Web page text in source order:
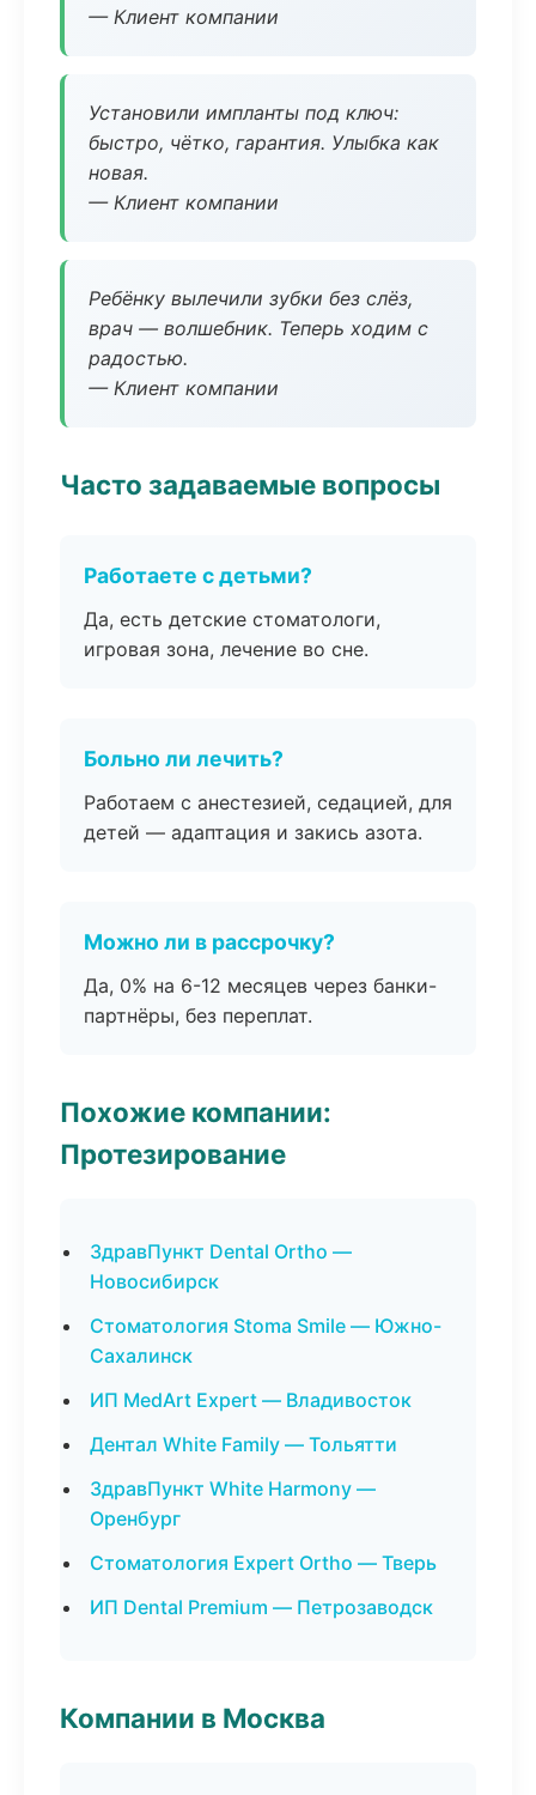
— Клиент компании
Установили импланты под ключ:
быстро, чётко, гарантия. Улыбка как
новая.
— Клиент компании
Ребёнку вылечили зубки без слёз,
врач — волшебник. Теперь ходим с
радостью.
— Клиент компании
Часто задаваемые вопросы
Работаете с детьми?
Да, есть детские стоматологи,
игровая зона, лечение во сне.
Больно ли лечить?
Работаем с анестезией, седацией, для
детей — адаптация и закись азота.
Можно ли в рассрочку?
Да, 0% на 6-12 месяцев через банки-
партнёры, без переплат.
Похожие компании:
Протезирование
ЗдравПункт Dental Ortho —
Новосибирск
Стоматология Stoma Smile — Южно-
Сахалинск
ИП MedArt Expert — Владивосток
Дентал White Family — Тольятти
ЗдравПункт White Harmony —
Оренбург
Стоматология Expert Ortho — Тверь
ИП Dental Premium — Петрозаводск
Компании в Москва